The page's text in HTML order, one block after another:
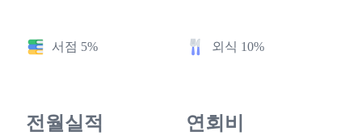
서점 5% 외식 10%
전월실적 연회비